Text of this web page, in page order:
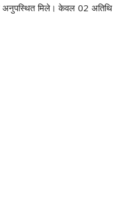
अनुपस्थित मिले। केवल 02 अतिथि